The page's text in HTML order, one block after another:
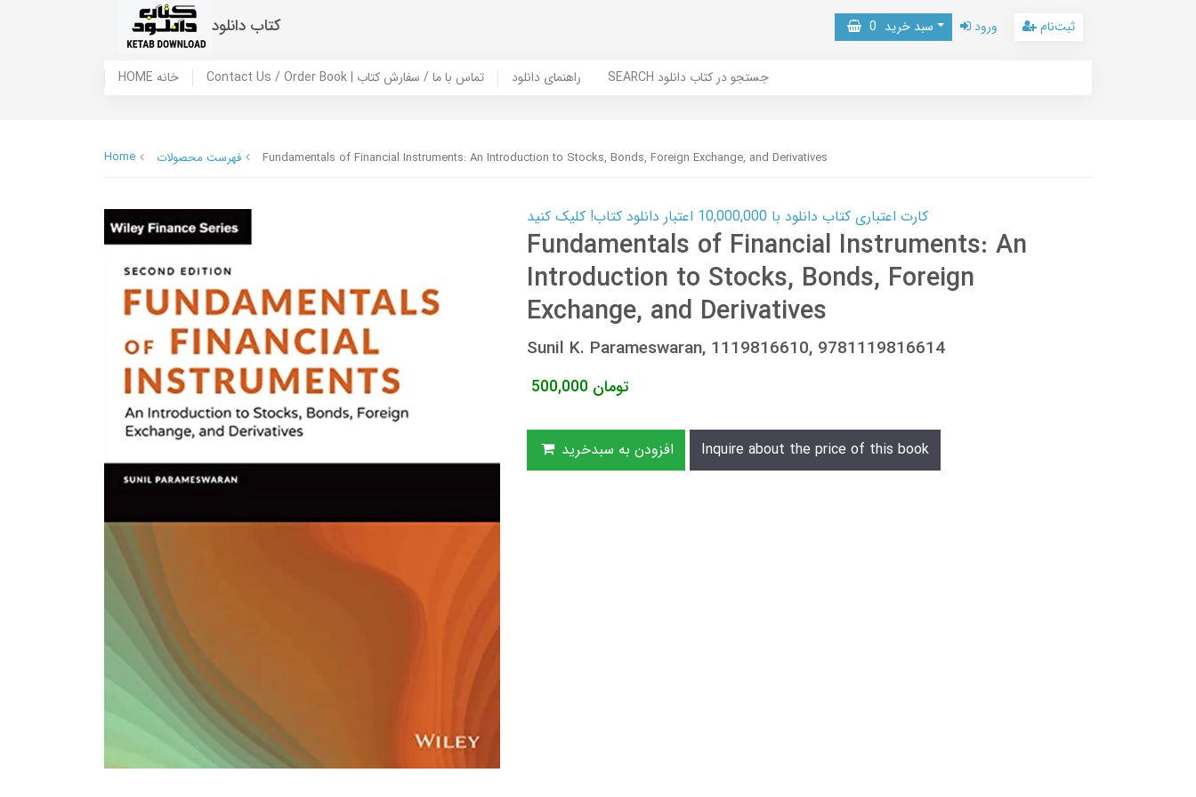
کتاب دانلود سبد خرید 0 ورود ثبت‌نام
HOME خانه Contact Us / Order Book | تماس با ما / سفارش کتاب راهنمای دانلود SEARCH جستجو در کتاب دانلود
Home فهرست محصولات Fundamentals of Financial Instruments: An Introduction to Stocks, Bonds, Foreign Exchange, and Derivatives
کارت اعتباری کتاب دانلود با 10,000,000 اعتبار دانلود کتاب! کلیک کنید
Fundamentals of Financial Instruments: An
Introduction to Stocks, Bonds, Foreign
Exchange, and Derivatives
Sunil K. Parameswaran, 1119816610, 9781119816614
500,000 تومان
افزودن به سبدخرید Inquire about the price of this book